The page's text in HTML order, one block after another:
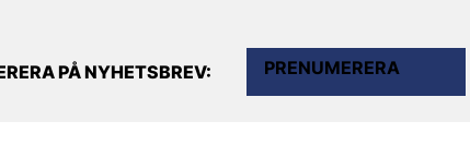
PÅ NYHETSBREV: PRENUMERERA